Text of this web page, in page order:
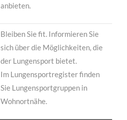
anbieten.
Bleiben Sie fit. Informieren Sie
sich über die Möglichkeiten, die
der Lungensport bietet.
Im Lungensportregister finden
Sie Lungensportgruppen in
Wohnortnähe.